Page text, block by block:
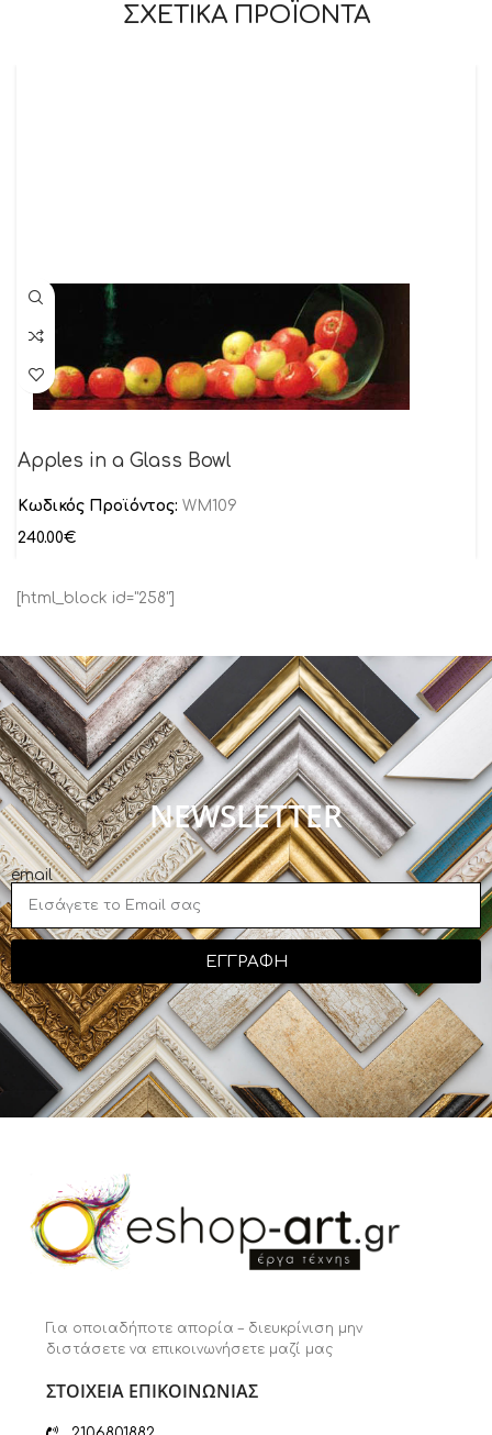
ΣΧΕΤΙΚΑ ΠΡΟΪΟΝΤΑ
Apples in a Glass Bowl
Κωδικός Προϊόντος: WM109
240.00€
[html_block id="258"]
NEWSLETTER
email
ΕΓΓΡΑΦΗ
Για οποιαδήποτε απορία – διευκρίνιση μην
διστάσετε να επικοινωνήσετε μαζί μας
ΣΤΟΙΧΕΙΑ ΕΠΙΚΟΙΝΩΝΙΑΣ